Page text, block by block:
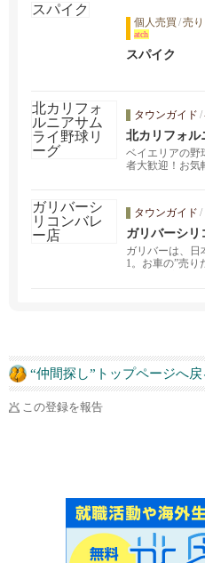
個人売買 /売
atch
スパイク
タウンガイド /
北カリフォル
ベイエリアの野
者大歓迎！お気
タウンガイド /
ガリバーシリ
ガリバーは、日
1。お車の”売り
“仲間探し”トップページへ戻
この登録を報告